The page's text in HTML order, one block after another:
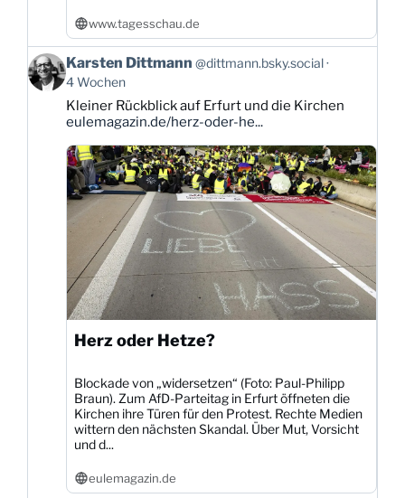
www.tagesschau.de
Beitrag
von
Karsten
Dittmann
Bluesky
ansehen
Karsten Dittmann @dittmann.bsky.social
4 Wochen
Kleiner Rückblick auf Erfurt und die Kirchen
eulemagazin.de/herz-oder-he...
Herz oder Hetze?
Blockade von „widersetzen“ (Foto: Paul-Philipp
Braun). Zum AfD-Parteitag in Erfurt öffneten die
Kirchen ihre Türen für den Protest. Rechte Medien
wittern den nächsten Skandal. Über Mut, Vorsicht
und d...
eulemagazin.de